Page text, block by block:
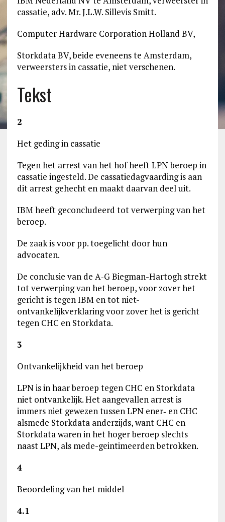
cassatie, adv. Mr. J.L.W. Sillevis Smitt.
Computer Hardware Corporation Holland BV,
Storkdata BV, beide eveneens te Amsterdam,
verweersters in cassatie, niet verschenen.
Tekst
2
Het geding in cassatie
Tegen het arrest van het hof heeft LPN beroep in
cassatie ingesteld. De cassatiedagvaarding is aan
dit arrest gehecht en maakt daarvan deel uit.
IBM heeft geconcludeerd tot verwerping van het
beroep.
De zaak is voor pp. toegelicht door hun
advocaten.
De conclusie van de A‑G Biegman-Hartogh strekt
tot verwerping van het beroep, voor zover het
gericht is tegen IBM en tot niet-
ontvankelijkverklaring voor zover het is gericht
tegen CHC en Storkdata.
3
Ontvankelijkheid van het beroep
LPN is in haar beroep tegen CHC en Storkdata
niet ontvankelijk. Het aangevallen arrest is
immers niet gewezen tussen LPN ener‑ en CHC
alsmede Storkdata anderzijds, want CHC en
Storkdata waren in het hoger beroep slechts
naast LPN, als mede-geintimeerden betrokken.
4
Beoordeling van het middel
4.1